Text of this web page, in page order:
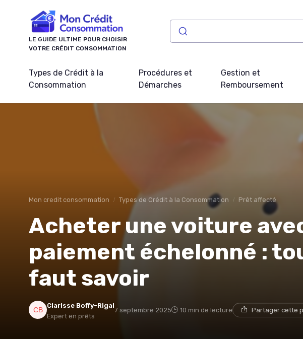
LE GUIDE ULTIME POUR CHOISIR
VOTRE CRÉDIT CONSOMMATION
Types de Crédit à la
Consommation
Procédures et
Démarches
Gestion et
Remboursement
Mon credit consommation Types de Crédit à la Consommation Prêt affecté
Acheter une voiture
paiement échelonné :
faut savoir
Clarisse Boffy-Rigal
Expert en prêts
7 septembre 2025 10 min de lecture Partager cette